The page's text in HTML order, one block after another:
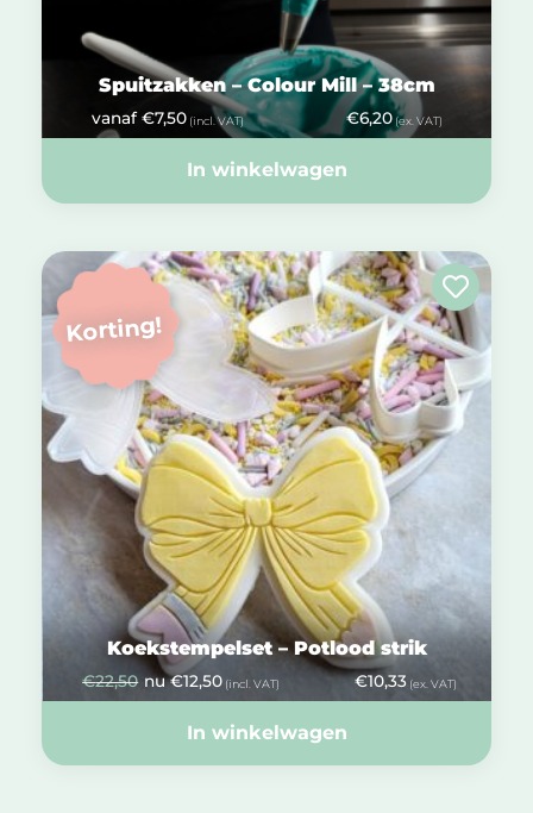
Spuitzakken – Colour Mill – 38cm
vanaf €7,50 (incl. VAT) €6,20 (ex. VAT)
In winkelwagen
Korting!
Koekstempelset – Potlood strik
€22,50 nu €12,50 (incl. VAT) €10,33(ex. VAT)
In winkelwagen